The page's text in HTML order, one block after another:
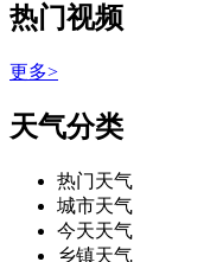
热门视频
更多>
天气分类
热门天气
城市天气
今天天气
乡镇天气